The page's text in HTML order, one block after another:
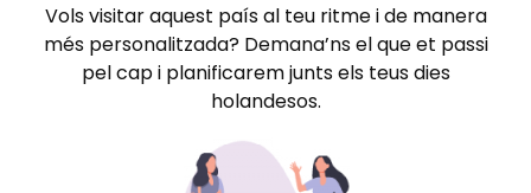
Vols visitar aquest país al teu ritme i de manera
més personalitzada? Demana’ns el que et passi
pel cap i planificarem junts els teus dies
holandesos.